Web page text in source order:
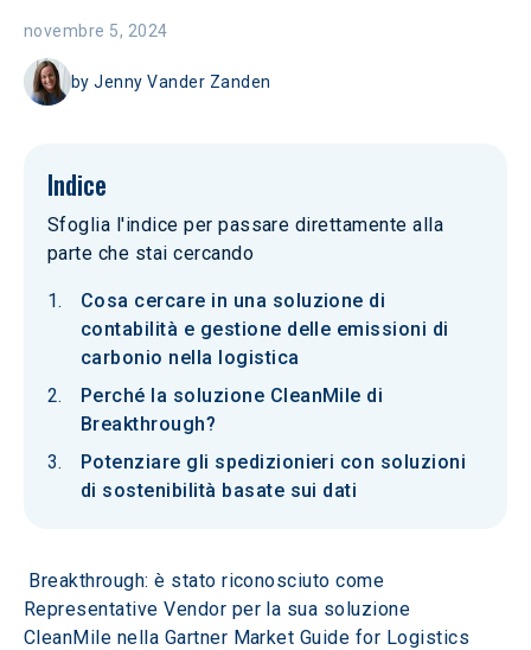
novembre 5, 2024
byJenny Vander Zanden
Indice
Sfoglia l'indice per passare direttamente alla
parte che stai cercando
Cosa cercare in una soluzione di
contabilità e gestione delle emissioni di
carbonio nella logistica
Perché la soluzione CleanMile di
Breakthrough?
Potenziare gli spedizionieri con soluzioni
di sostenibilità basate sui dati
Representative Vendor per la sua soluzione
CleanMile nella Gartner Market Guide for Logistics